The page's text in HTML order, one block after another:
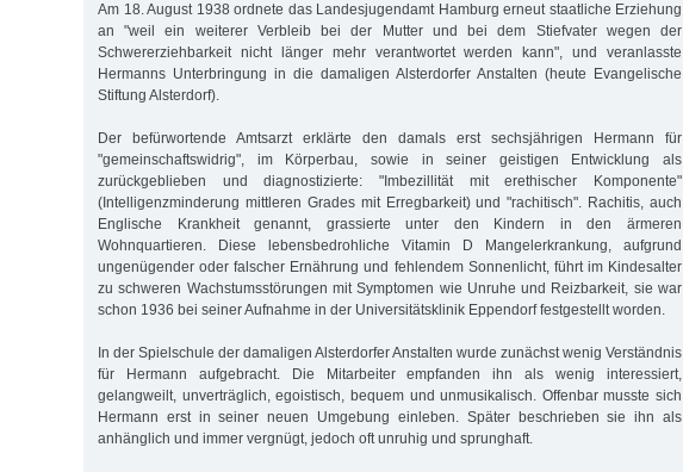
Am 18. August 1938 ordnete das Landesjugendamt Hamburg erneut staatliche Erziehung
an "weil ein weiterer Verbleib bei der Mutter und bei dem Stiefvater wegen der
Schwererziehbarkeit nicht länger mehr verantwortet werden kann", und veranlasste
Hermanns Unterbringung in die damaligen Alsterdorfer Anstalten (heute Evangelische
Stiftung Alsterdorf).
Der befürwortende Amtsarzt erklärte den damals erst sechsjährigen Hermann für
"gemeinschaftswidrig", im Körperbau, sowie in seiner geistigen Entwicklung als
zurückgeblieben und diagnostizierte: "Imbezillität mit erethischer Komponente"
(Intelligenzminderung mittleren Grades mit Erregbarkeit) und "rachitisch". Rachitis, auch
Englische Krankheit genannt, grassierte unter den Kindern in den ärmeren
Wohnquartieren. Diese lebensbedrohliche Vitamin D Mangelerkrankung, aufgrund
ungenügender oder falscher Ernährung und fehlendem Sonnenlicht, führt im Kindesalter
zu schweren Wachstumsstörungen mit Symptomen wie Unruhe und Reizbarkeit, sie war
schon 1936 bei seiner Aufnahme in der Universitätsklinik Eppendorf festgestellt worden.
In der Spielschule der damaligen Alsterdorfer Anstalten wurde zunächst wenig Verständnis
für Hermann aufgebracht. Die Mitarbeiter empfanden ihn als wenig interessiert,
gelangweilt, unverträglich, egoistisch, bequem und unmusikalisch. Offenbar musste sich
Hermann erst in seiner neuen Umgebung einleben. Später beschrieben sie ihn als
anhänglich und immer vergnügt, jedoch oft unruhig und sprunghaft.